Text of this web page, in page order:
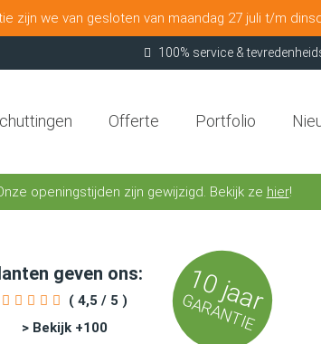
zijn we van gesloten van maandag 27 juli t/m
100% service &
Offerte Portfolio
openingstijden zijn gewijzigd. Bekijk ze hier!
geven ons:
( 4,5 / 5 )
> Bekijk +100
10 jaar
GARANTIE